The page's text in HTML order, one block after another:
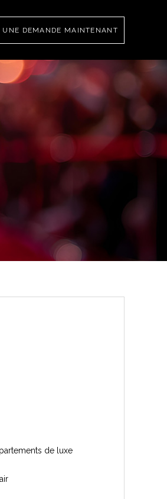
UNE DEMANDE MAINTENANT
de luxe